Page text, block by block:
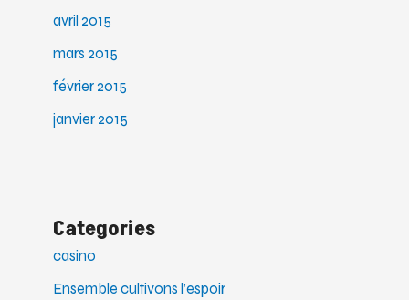
avril 2015
mars 2015
février 2015
janvier 2015
Categories
casino
Ensemble cultivons l’espoir